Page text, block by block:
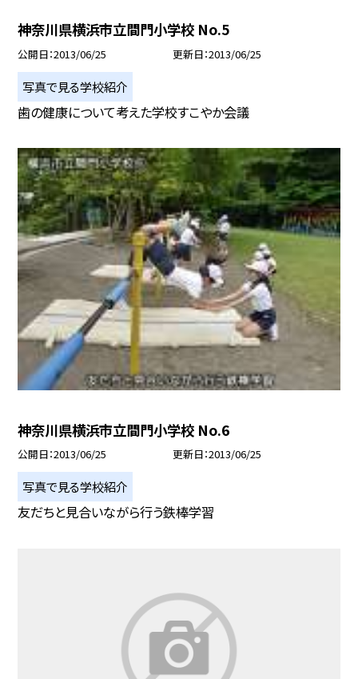
神奈川県横浜市立間門小学校 No.5
公開日 2013/06/25 更新日 2013/06/25
写真で見る学校紹介
歯の健康について考えた学校すこやか会議
神奈川県横浜市立間門小学校 No.6
公開日 2013/06/25 更新日 2013/06/25
写真で見る学校紹介
友だちと見合いながら行う鉄棒学習